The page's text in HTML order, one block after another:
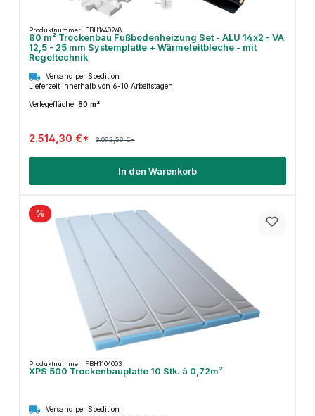
Produktnummer: FBH1640268
80 m² Trockenbau Fußbodenheizung Set - ALU 14x2 - VA
12,5 - 25 mm Systemplatte + Wärmeleitbleche - mit
Regeltechnik
Versand per Spedition
Lieferzeit innerhalb von 6-10 Arbeitstagen
Verlegefläche: 80 m²
2.514,30 €* 3.092,59 €*
In den Warenkorb
%
Produktnummer: FBH1104003
XPS 500 Trockenbauplatte 10 Stk. à 0,72m²
Versand per Spedition